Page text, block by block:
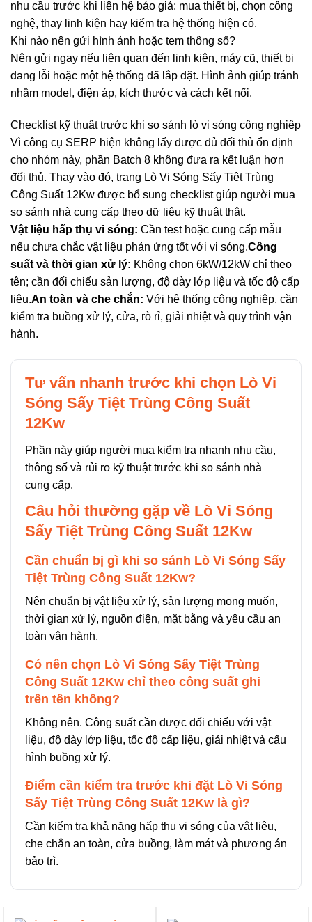
nhu cầu trước khi liên hệ báo giá: mua thiết bị, chọn công
nghệ, thay linh kiện hay kiểm tra hệ thống hiện có.
Khi nào nên gửi hình ảnh hoặc tem thông số?
Nên gửi ngay nếu liên quan đến linh kiện, máy cũ, thiết bị
đang lỗi hoặc một hệ thống đã lắp đặt. Hình ảnh giúp tránh
nhầm model, điện áp, kích thước và cách kết nối.
Checklist kỹ thuật trước khi so sánh lò vi sóng công nghiệp
Vì công cụ SERP hiện không lấy được đủ đối thủ ổn định
cho nhóm này, phần Batch 8 không đưa ra kết luận hơn
đối thủ. Thay vào đó, trang Lò Vi Sóng Sấy Tiệt Trùng
Công Suất 12Kw được bổ sung checklist giúp người mua
so sánh nhà cung cấp theo dữ liệu kỹ thuật thật.
Vật liệu hấp thụ vi sóng: Cần test hoặc cung cấp mẫu
nếu chưa chắc vật liệu phản ứng tốt với vi sóng.Công
suất và thời gian xử lý: Không chọn 6kW/12kW chỉ theo
tên; cần đối chiếu sản lượng, độ dày lớp liệu và tốc độ cấp
liệu.An toàn và che chắn: Với hệ thống công nghiệp, cần
kiểm tra buồng xử lý, cửa, rò rỉ, giải nhiệt và quy trình vận
hành.
Tư vấn nhanh trước khi chọn Lò Vi
Sóng Sấy Tiệt Trùng Công Suất
12Kw
Phần này giúp người mua kiểm tra nhanh nhu cầu,
thông số và rủi ro kỹ thuật trước khi so sánh nhà
cung cấp.
Câu hỏi thường gặp về Lò Vi Sóng
Sấy Tiệt Trùng Công Suất 12Kw
Cần chuẩn bị gì khi so sánh Lò Vi Sóng Sấy
Tiệt Trùng Công Suất 12Kw?
Nên chuẩn bị vật liệu xử lý, sản lượng mong muốn,
thời gian xử lý, nguồn điện, mặt bằng và yêu cầu an
toàn vận hành.
Có nên chọn Lò Vi Sóng Sấy Tiệt Trùng
Công Suất 12Kw chỉ theo công suất ghi
trên tên không?
Không nên. Công suất cần được đối chiếu với vật
liệu, độ dày lớp liệu, tốc độ cấp liệu, giải nhiệt và cấu
hình buồng xử lý.
Điểm cần kiểm tra trước khi đặt Lò Vi Sóng
Sấy Tiệt Trùng Công Suất 12Kw là gì?
Cần kiểm tra khả năng hấp thụ vi sóng của vật liệu,
che chắn an toàn, cửa buồng, làm mát và phương án
bảo trì.